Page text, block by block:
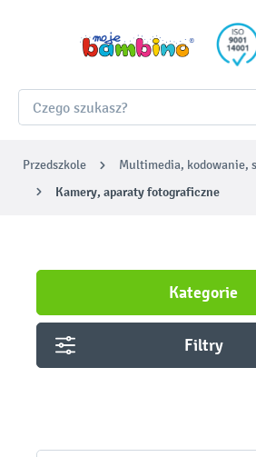
Przedszkole Multimedia, kodowanie,
Kamery, aparaty fotograficzne
Kategorie
Filtry